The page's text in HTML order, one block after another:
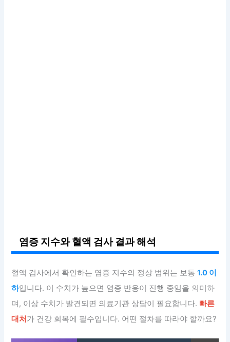
염증 지수와 혈액 검사 결과 해석
혈액 검사에서 확인하는 염증 지수의 정상 범위는 보통1.0 이
하입니다. 이 수치가 높으면 염증 반응이 진행 중임을 의미하
며, 이상 수치가 발견되면 의료기관 상담이 필요합니다. 빠른
대처가 건강 회복에 필수입니다. 어떤 절차를 따라야 할까요?